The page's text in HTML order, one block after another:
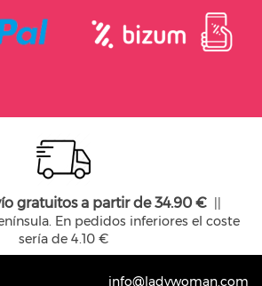
gratuitos a partir de 34.90 €
En pedidos inferiores el coste
sería de 4.10 €
info@ladywoman.com